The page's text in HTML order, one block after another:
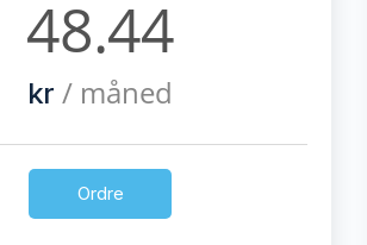
48.44
kr / måned
Ordre